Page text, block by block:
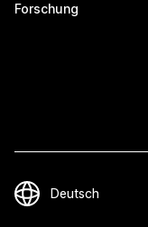
Forschung